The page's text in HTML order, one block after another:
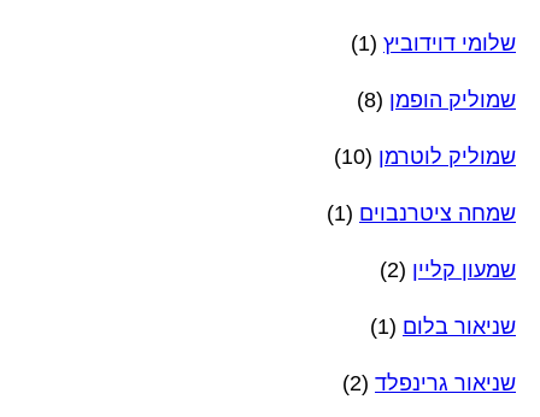
שלומי דוידוביץ (1)
שמוליק הופמן (8)
שמוליק לוטרמן (10)
שמחה ציטרנבוים (1)
שמעון קליין (2)
שניאור בלום (1)
שניאור גרינפלד (2)